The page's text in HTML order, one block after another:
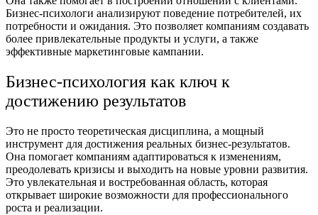
Бизнес-психологи анализируют поведение потребителей, их
потребности и ожидания. Это позволяет компаниям создавать
более привлекательные продукты и услуги, а также
эффективные маркетинговые кампании.
Бизнес-психология как ключ к
достижению результатов
Это не просто теоретическая дисциплина, а мощный
инструмент для достижения реальных бизнес-результатов.
Она помогает компаниям адаптироваться к изменениям,
преодолевать кризисы и выходить на новые уровни развития.
Это увлекательная и востребованная область, которая
открывает широкие возможности для профессионального
роста и реализации.